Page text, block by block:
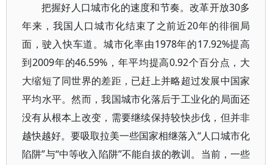
把握好人口城市化的速度和节奏。改革开放30多
年来，我国人口城市化结束了之前近20年的徘徊局
面，驶入快车道。城市化率由1978年的17.92%提高
到2009年的46.59%，年平均提高0.92个百分点，大
大缩短了同世界的差距，已赶上并略超过发展中国家
平均水平。然而，我国城市化落后于工业化的局面还
没有从根本上改变，需要继续保持较快步伐，但并非
越快越好。要吸取拉美一些国家相继落入“人口城市化
陷阱”与“中等收入陷阱”不能自拔的教训。当前，一些